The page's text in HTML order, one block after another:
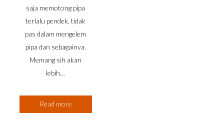
saja memotong pipa
terlalu pendek, tidak
pas dalam mengelem
pipa dan sebagainya.
Memang sih akan
lebih…
Read more